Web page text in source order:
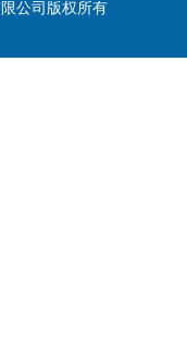
公司版权所有